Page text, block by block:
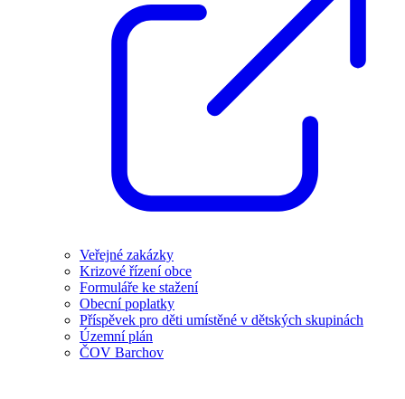
Veřejné zakázky
Krizové řízení obce
Formuláře ke stažení
Obecní poplatky
Příspěvek pro děti umístěné v dětských skupinách
Územní plán
ČOV Barchov